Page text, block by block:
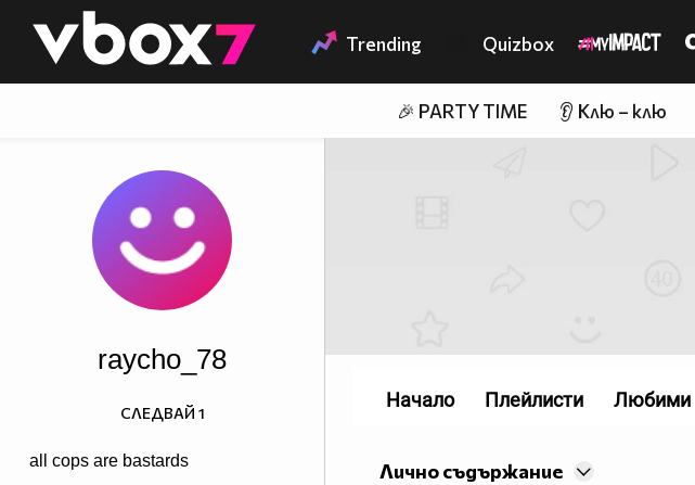
👾 Trending Quizbox
🎉 PARTY TIME 👂 Клю – клю
raycho_78
all cops are bastards
СЛЕДВАЙ 1
Лично съдържание
Начало Плейлисти Любими